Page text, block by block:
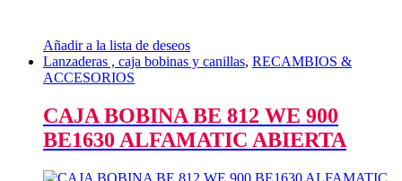
Añadir a la lista de deseos
Lanzaderas , caja bobinas y canillas, RECAMBIOS &
ACCESORIOS
CAJA BOBINA BE 812 WE 900
BE1630 ALFAMATIC ABIERTA